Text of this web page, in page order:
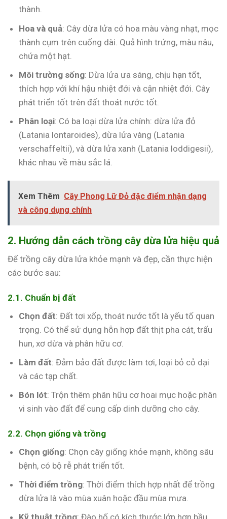
thành.
Hoa và quả: Cây dừa lửa có hoa màu vàng nhạt, mọc
thành cụm trên cuống dài. Quả hình trứng, màu nâu,
chứa một hạt.
Môi trường sống: Dừa lửa ưa sáng, chịu hạn tốt,
thích hợp với khí hậu nhiệt đới và cận nhiệt đới. Cây
phát triển tốt trên đất thoát nước tốt.
Phân loại: Có ba loại dừa lửa chính: dừa lửa đỏ
(Latania lontaroides), dừa lửa vàng (Latania
verschaffeltii), và dừa lửa xanh (Latania loddigesii),
khác nhau về màu sắc lá.
Xem Thêm Cây Phong Lữ Đỏ đặc điểm nhận dạng
và công dụng chính
2. Hướng dẫn cách trồng cây dừa lửa hiệu quả
Để trồng cây dừa lửa khỏe mạnh và đẹp, cần thực hiện
các bước sau:
2.1. Chuẩn bị đất
Chọn đất: Đất tơi xốp, thoát nước tốt là yếu tố quan
trọng. Có thể sử dụng hỗn hợp đất thịt pha cát, trấu
hun, xơ dừa và phân hữu cơ.
Làm đất: Đảm bảo đất được làm tơi, loại bỏ cỏ dại
và các tạp chất.
Bón lót: Trộn thêm phân hữu cơ hoai mục hoặc phân
vi sinh vào đất để cung cấp dinh dưỡng cho cây.
2.2. Chọn giống và trồng
Chọn giống: Chọn cây giống khỏe mạnh, không sâu
bệnh, có bộ rễ phát triển tốt.
Thời điểm trồng: Thời điểm thích hợp nhất để trồng
dừa lửa là vào mùa xuân hoặc đầu mùa mưa.